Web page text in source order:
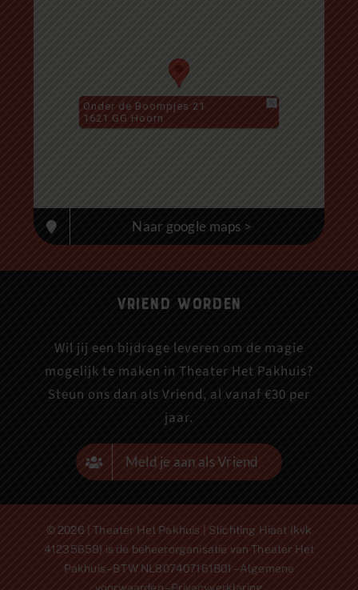
Onder de Boompjes 21
1621 GG Hoorn
Naar google maps >
Vriend worden
Wil jij een bijdrage leveren om de magie
mogelijk te maken in Theater Het Pakhuis?
Steun ons dan als Vriend, al vanaf €30 per
jaar.
Meld je aan als Vriend
© 2026 | Theater Het Pakhuis | Stichting Hiaat (kvk
41235658) is de beheerorganisatie van Theater Het
Pakhuis – BTW NL807407161B01 –Algemene